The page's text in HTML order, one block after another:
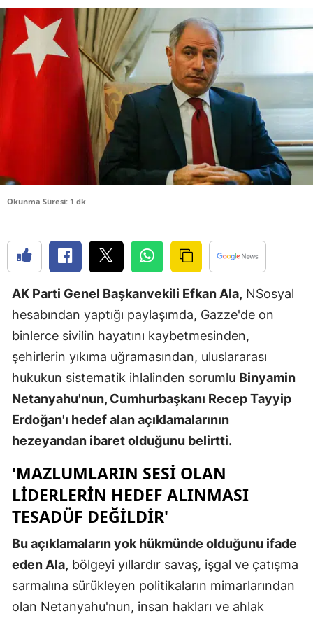
Bursa
Çanakkale
Çankırı
Çorum
Denizli
Edirne
Elazığ
Erzincan
Eskişehir
Gaziantep
Mersin
İstanbul
Okunma Süresi: 1 dk
AK Parti Genel Başkanvekili Efkan Ala, NSosyal
hesabından yaptığı paylaşımda, Gazze'de on
binlerce sivilin hayatını kaybetmesinden,
şehirlerin yıkıma uğramasından, uluslararası
hukukun sistematik ihlalinden sorumlu Binyamin
Netanyahu'nun, Cumhurbaşkanı Recep Tayyip
Erdoğan'ı hedef alan açıklamalarının
hezeyandan ibaret olduğunu belirtti.
'MAZLUMLARIN SESI OLAN
LIDERLERIN HEDEF ALINMASI
TESADÜF DEĞILDIR'
Bu açıklamaların yok hükmünde olduğunu ifade
eden Ala, bölgeyi yıllardır savaş, işgal ve çatışma
sarmalına sürükleyen politikaların mimarlarından
olan Netanyahu'nun, insan hakları ve ahlak